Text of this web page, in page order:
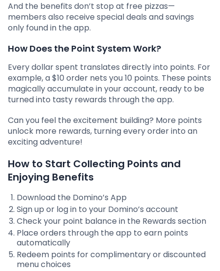
And the benefits don’t stop at free pizzas—
members also receive special deals and savings
only found in the app.
How Does the Point System Work?
Every dollar spent translates directly into points. For
example, a $10 order nets you 10 points. These points
magically accumulate in your account, ready to be
turned into tasty rewards through the app.
Can you feel the excitement building? More points
unlock more rewards, turning every order into an
exciting adventure!
How to Start Collecting Points and
Enjoying Benefits
Download the Domino’s App
Sign up or log in to your Domino’s account
Check your point balance in the Rewards section
Place orders through the app to earn points
automatically
Redeem points for complimentary or discounted
menu choices